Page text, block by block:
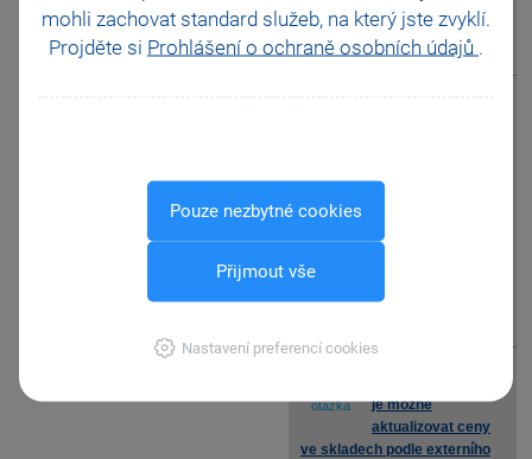
mohli zachovat standard služeb, na který jste zvyklí.
Projděte si Prohlášení o ochraně osobních údajů .
Pouze nezbytné cookies
Přijmout vše
Nastavení preferencí cookies
zobrazit odpověď
z programu POHODA do
internetového obchodu a
komunikace?
otázka
je možné
aktualizovat ceny
ve skladech podle externího